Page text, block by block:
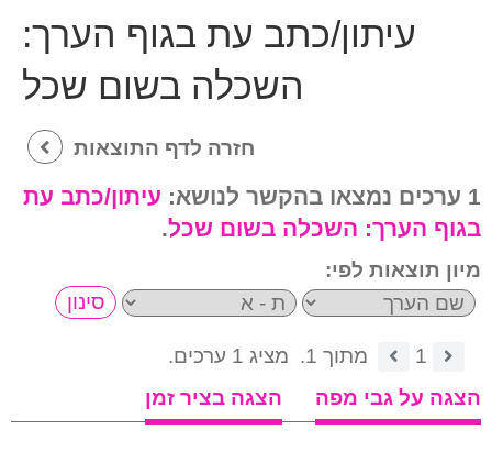
עיתון/כתב עת בגוף הערך:
השכלה בשום שכל
חזרה לדף התוצאות
1 ערכים נמצאו בהקשר לנושא:
עיתון/כתב עת
בגוף הערך: השכלה בשום שכל.
מיון תוצאות לפי:
1 מתוך 1.
מציג 1 ערכים.
הצגה על גבי מפה
הצגה בציר זמן